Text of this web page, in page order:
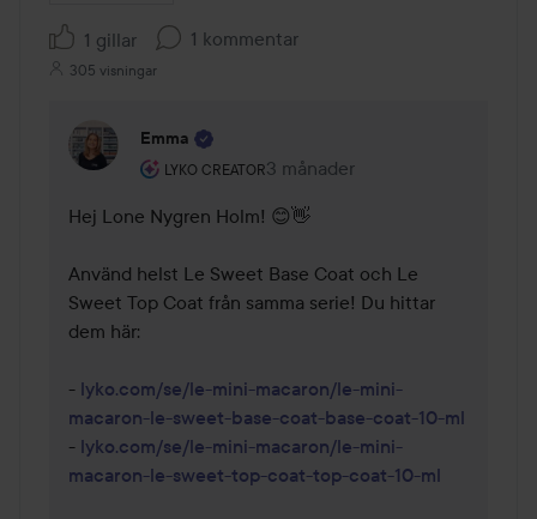
1 gillar 1 kommentar
305 visningar
Emma
LYKO CREATOR
Användarens roll: Lyko Creator.
3 månader
Kommentaren lades 3 månader
Hej Lone Nygren Holm! 😊👋
Använd helst Le Sweet Base Coat och Le
Sweet Top Coat från samma serie! Du hittar
dem här:
- lyko.com/se/le-mini-macaron/le-mini-
macaron-le-sweet-base-coat-base-coat-10-ml
- lyko.com/se/le-mini-macaron/le-mini-
macaron-le-sweet-top-coat-top-coat-10-ml